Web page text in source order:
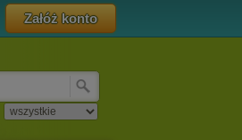
Załóż konto